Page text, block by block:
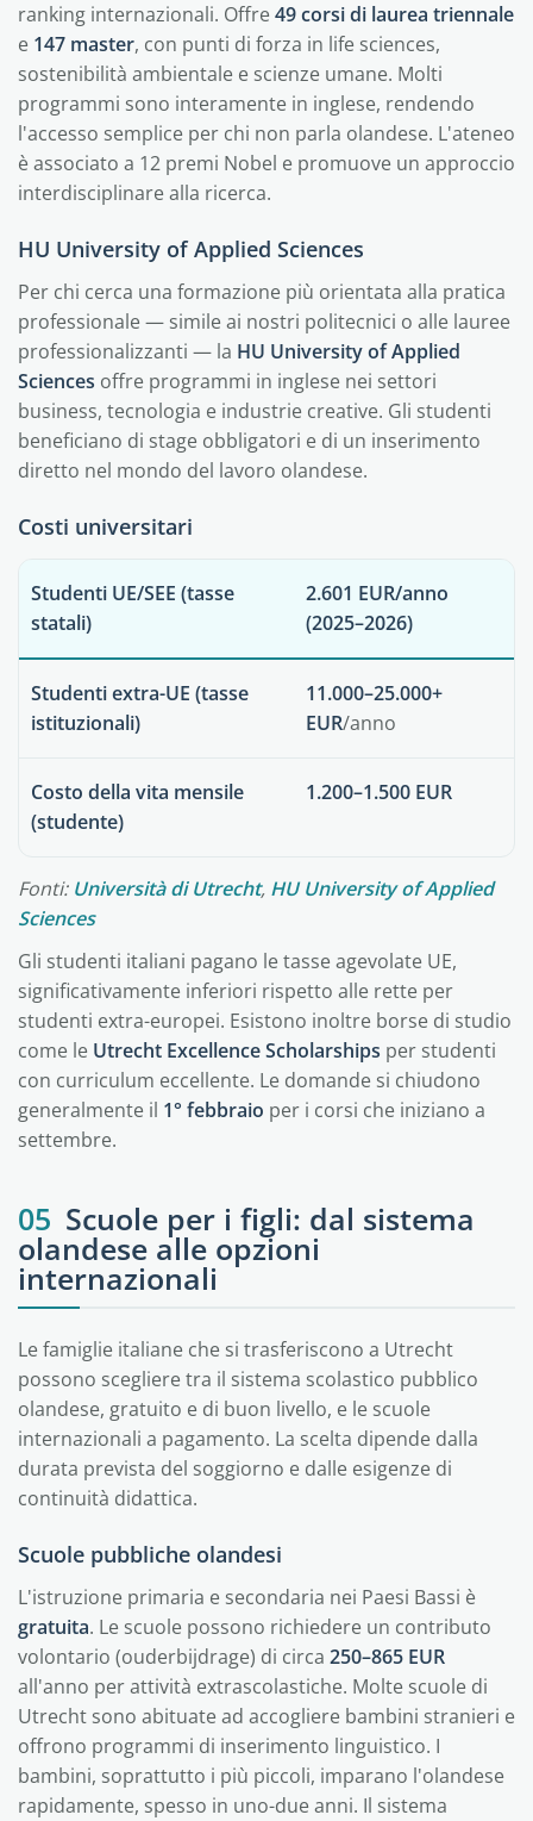
ranking internazionali. Offre49 corsi di laurea triennale
e 147 master, con punti di forza in life sciences,
sostenibilità ambientale e scienze umane. Molti
programmi sono interamente in inglese, rendendo
l'accesso semplice per chi non parla olandese. L'ateneo
è associato a 12 premi Nobel e promuove un approccio
interdisciplinare alla ricerca.
HU University of Applied Sciences
Per chi cerca una formazione più orientata alla pratica
professionale — simile ai nostri politecnici o alle lauree
professionalizzanti — la HU University of Applied
Sciences offre programmi in inglese nei settori
business, tecnologia e industrie creative. Gli studenti
beneficiano di stage obbligatori e di un inserimento
diretto nel mondo del lavoro olandese.
Costi universitari
Studenti UE/SEE (tasse
statali)
2.601 EUR/anno
(2025–2026)
Studenti extra-UE (tasse
istituzionali)
11.000–25.000+
EUR/anno
Costo della vita mensile
(studente)
1.200–1.500 EUR
Fonti: Università di Utrecht, HU University of Applied
Sciences
Gli studenti italiani pagano le tasse agevolate UE,
significativamente inferiori rispetto alle rette per
studenti extra-europei. Esistono inoltre borse di studio
come le Utrecht Excellence Scholarships per studenti
con curriculum eccellente. Le domande si chiudono
generalmente il 1° febbraio per i corsi che iniziano a
settembre.
05 Scuole per i figli: dal sistema
olandese alle opzioni
internazionali
Le famiglie italiane che si trasferiscono a Utrecht
possono scegliere tra il sistema scolastico pubblico
olandese, gratuito e di buon livello, e le scuole
internazionali a pagamento. La scelta dipende dalla
durata prevista del soggiorno e dalle esigenze di
continuità didattica.
Scuole pubbliche olandesi
L'istruzione primaria e secondaria nei Paesi Bassi è
gratuita. Le scuole possono richiedere un contributo
volontario (ouderbijdrage) di circa 250–865 EUR
all'anno per attività extrascolastiche. Molte scuole di
Utrecht sono abituate ad accogliere bambini stranieri e
offrono programmi di inserimento linguistico. I
bambini, soprattutto i più piccoli, imparano l'olandese
rapidamente, spesso in uno-due anni. Il sistema